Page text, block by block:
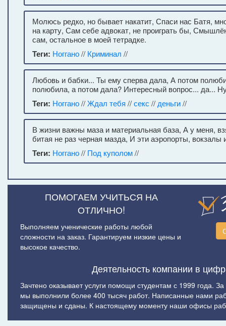
Молюсь редко, но бывает накатит, Спаси нас Батя,
на карту, Сам себе адвокат, не проиграть бы,
сам, остальное в моей тетрадке.
Теги: Ноггано// Криминал //
Любовь и бабки... Ты ему сперва дала, А потом
полюбила, а потом дала? Интересный вопрос... да...
Теги: Ноггано//Ждал тебя //секс // деньги//
В жизни важны маза и материальная база, А у меня,
битая не раз черная мазда, И эти аэропорты, вокзалы
Теги: Ноггано// Под куполом//
ПОМОГАЕМ УЧИТЬСЯ НА
ОТЛИЧНО!
Выполняем ученические работы любой
сложности на заказ. Гарантируем низкие цены и
высокое качество.
Деятельность компании в
Зачтено оказывает услуги помощи студентам с 1999 года.
мы выполнили более 400 тысяч работ. Написанные нами
защищены и сданы. К настоящему моменту наши офисы